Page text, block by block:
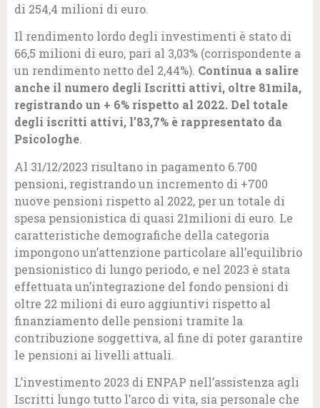
di 254,4 milioni di euro.
Il rendimento lordo degli investimenti è stato di
66,5 milioni di euro, pari al 3,03% (corrispondente a
un rendimento netto del 2,44%). Continua a salire
anche il numero degli Iscritti attivi, oltre 81mila,
registrando un + 6% rispetto al 2022. Del totale
degli iscritti attivi, l’83,7% è rappresentato da
Psicologhe.
Al 31/12/2023 risultano in pagamento 6.700
pensioni, registrando un incremento di +700
nuove pensioni rispetto al 2022, per un totale di
spesa pensionistica di quasi 21milioni di euro. Le
caratteristiche demografiche della categoria
impongono un’attenzione particolare all’equilibrio
pensionistico di lungo periodo, e nel 2023 è stata
effettuata un’integrazione del fondo pensioni di
oltre 22 milioni di euro aggiuntivi rispetto al
finanziamento delle pensioni tramite la
contribuzione soggettiva, al fine di poter garantire
le pensioni ai livelli attuali.
L’investimento 2023 di ENPAP nell’assistenza agli
Iscritti lungo tutto l’arco di vita, sia personale che